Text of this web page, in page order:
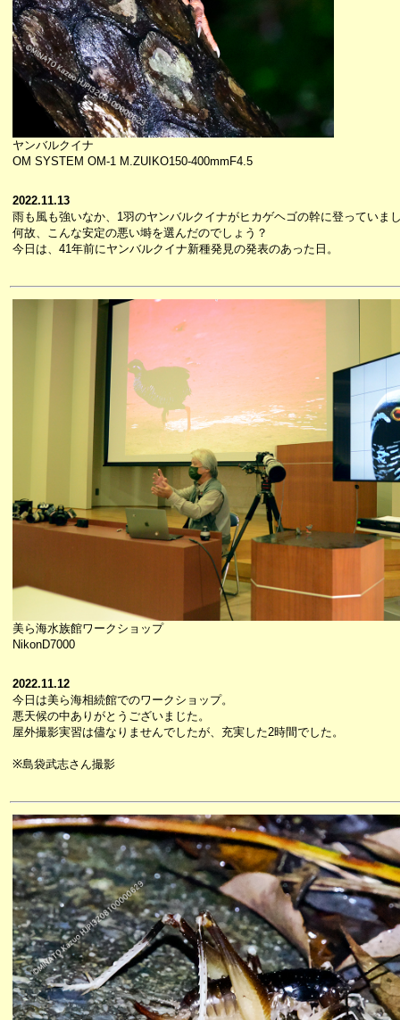
ヤンバルクイナ
OM SYSTEM OM-1 M.ZUIKO150-400mmF4.5
2022.11.13
雨も風も強いなか、1羽のヤンバルクイナがヒカゲヘゴの幹に登っていま
何故、こんな安定の悪い塒を選んだのでしょう？
今日は、41年前にヤンバルクイナ新種発見の発表のあった日。
美ら海水族館ワークショップ
NikonD7000
2022.11.12
今日は美ら海相続館でのワークショップ。
悪天候の中ありがとうございまじた。
屋外撮影実習は儘なりませんでしたが、充実した2時間でした。
※島袋武志さん撮影